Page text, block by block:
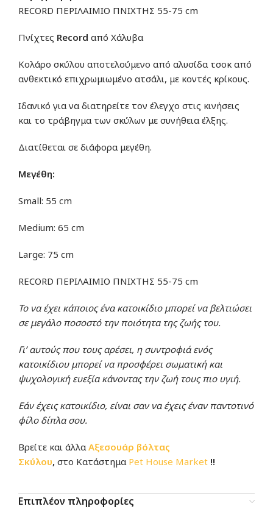
RECORD ΠΕΡΙΛΑΙΜΙΟ ΠΝΙΧΤΗΣ 55-75 cm
Πνίχτες Record από Χάλυβα
Κολάρο σκύλου αποτελούμενο από αλυσίδα τσοκ από
ανθεκτικό επιχρωμιωμένο ατσάλι, με κοντές κρίκους.
Ιδανικό για να διατηρείτε τον έλεγχο στις κινήσεις
και το τράβηγμα των σκύλων με συνήθεια έλξης.
Διατίθεται σε διάφορα μεγέθη.
Μεγέθη:
Small: 55 cm
Medium: 65 cm
Large: 75 cm
RECORD ΠΕΡΙΛΑΙΜΙΟ ΠΝΙΧΤΗΣ 55-75 cm
Το να έχει κάποιος ένα κατοικίδιο μπορεί να βελτιώσει
σε μεγάλο ποσοστό την ποιότητα της ζωής του.
Γι’ αυτούς που τους αρέσει, η συντροφιά ενός
κατοικίδιου μπορεί να προσφέρει σωματική και
ψυχολογική ευεξία κάνοντας την ζωή τους πιο υγιή.
Εάν έχεις κατοικίδιο, είναι σαν να έχεις έναν παντοτινό
φίλο δίπλα σου.
Βρείτε και άλλα Αξεσουάρ βόλτας
Σκύλου, στο Κατάστημα Pet House Market !!
Επιπλέον πληροφορίες